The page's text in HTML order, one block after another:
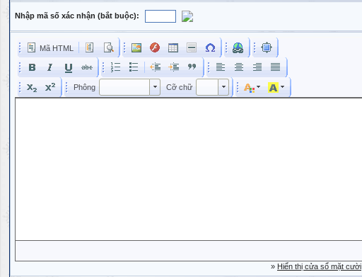
Nhập mã số xác nhận (bắt buộc):
Mã HTML
Phông Cỡ chữ Kích cỡ phông
» Hiển thị cửa sổ mặt cười